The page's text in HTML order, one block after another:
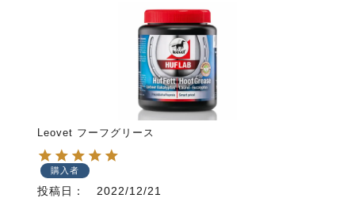
Leovet フーフグリース
購入者
投稿日 2022/12/21